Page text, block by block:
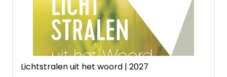
Lichtstralen uit het woord | 2027